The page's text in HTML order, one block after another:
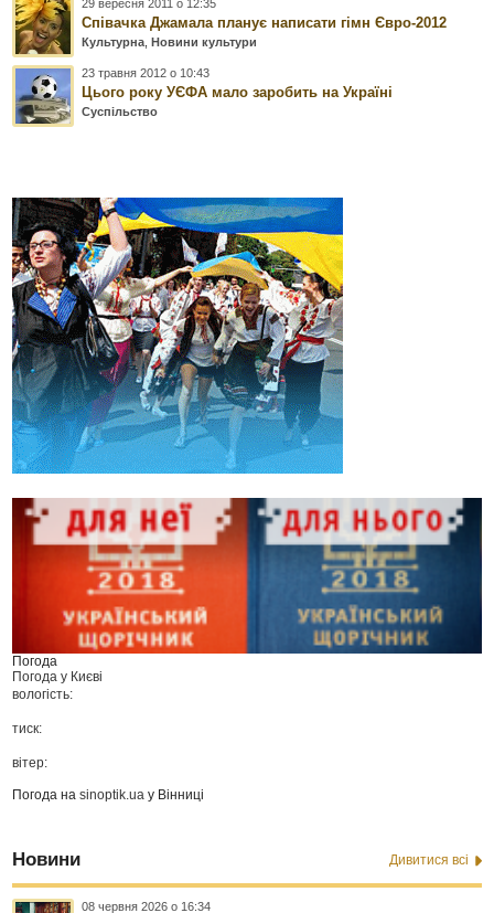
29 вересня 2011 о 12:35
Співачка Джамала планує написати гімн Євро-2012
Культурна ,Новини культури
23 травня 2012 о 10:43
Цього року УЄФА мало заробить на Україні
Суспільство
Погода
Погода у Києві
вологість:
тиск:
вітер:
Погода наsinoptik.ua у Вінниці
Новини Дивитися всі
08 червня 2026 о 16:34